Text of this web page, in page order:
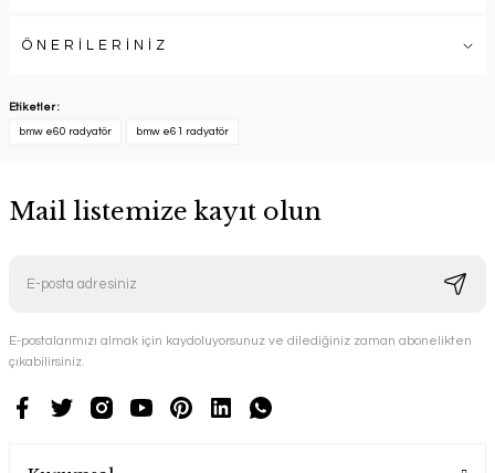
ÖNERİLERİNİZ
Etiketler :
bmw e60 radyatör bmw e61 radyatör
Mail listemize kayıt olun
E-postalarımızı almak için kaydoluyorsunuz ve dilediğiniz zaman abonelikten
çıkabilirsiniz.